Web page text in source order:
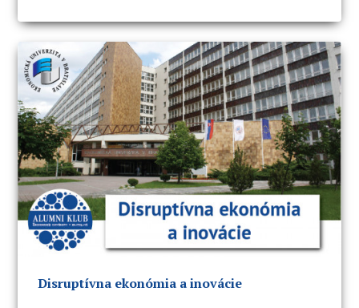
Disruptívna ekonómia a inovácie